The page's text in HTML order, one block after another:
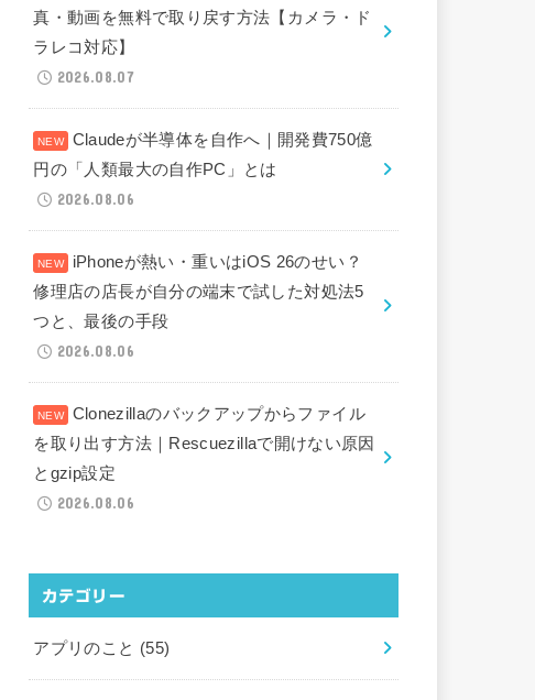
真・動画を無料で取り戻す方法【カメラ・ド
ラレコ対応】
2026.08.07
Claudeが半導体を自作へ｜開発費750億
円の「人類最大の自作PC」とは
2026.08.06
iPhoneが熱い・重いはiOS 26のせい？
修理店の店長が自分の端末で試した対処法5
つと、最後の手段
2026.08.06
Clonezillaのバックアップからファイル
を取り出す方法｜Rescuezillaで開けない原因
とgzip設定
2026.08.06
カテゴリー
アプリのこと (55)